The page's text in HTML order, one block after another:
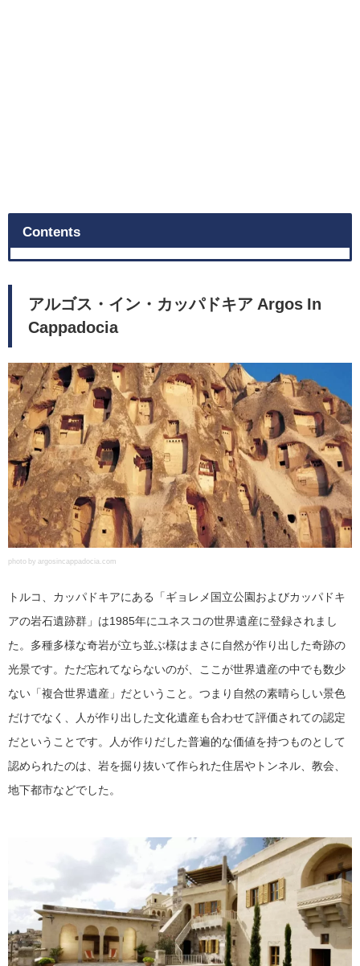
Contents
アルゴス・イン・カッパドキア Argos In
Cappadocia
photo by argosincappadocia.com
トルコ、カッパドキアにある「ギョレメ国立公園およびカッパドキ
アの岩石遺跡群」は1985年にユネスコの世界遺産に登録されまし
た。多種多様な奇岩が立ち並ぶ様はまさに自然が作り出した奇跡の
光景です。ただ忘れてならないのが、ここが世界遺産の中でも数少
ない「複合世界遺産」だということ。つまり自然の素晴らしい景色
だけでなく、人が作り出した文化遺産も合わせて評価されての認定
だということです。人が作りだした普遍的な価値を持つものとして
認められたのは、岩を掘り抜いて作られた住居やトンネル、教会、
地下都市などでした。